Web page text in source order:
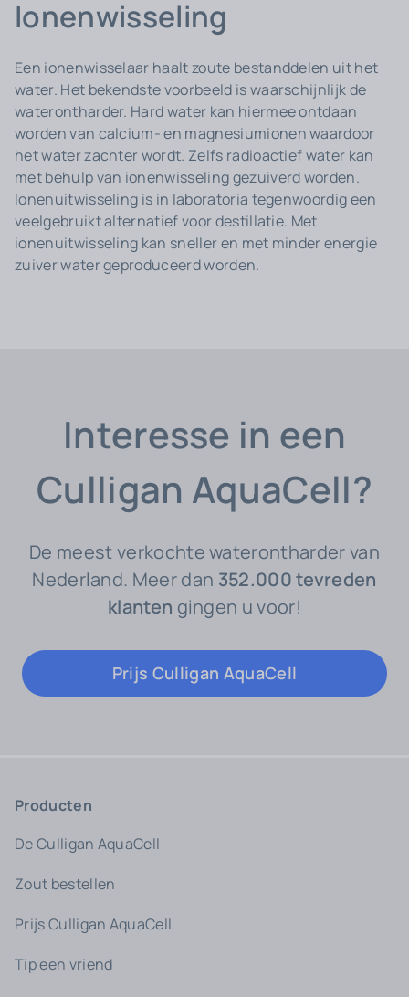
Ionenwisseling
Een ionenwisselaar haalt zoute bestanddelen uit het
water. Het bekendste voorbeeld is waarschijnlijk de
waterontharder. Hard water kan hiermee ontdaan
worden van calcium- en magnesiumionen waardoor
het water zachter wordt. Zelfs radioactief water kan
met behulp van ionenwisseling gezuiverd worden.
Ionenuitwisseling is in laboratoria tegenwoordig een
veelgebruikt alternatief voor destillatie. Met
ionenuitwisseling kan sneller en met minder energie
zuiver water geproduceerd worden.
Interesse in een
Culligan AquaCell?
De meest verkochte waterontharder van
Nederland. Meer dan 352.000 tevreden
klanten gingen u voor!
Prijs Culligan AquaCell
Producten
De Culligan AquaCell
Zout bestellen
Prijs Culligan AquaCell
Tip een vriend